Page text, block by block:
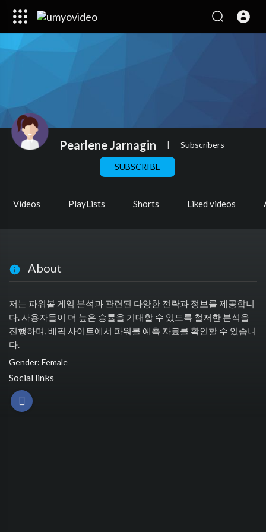
Pearlene Jarnagin | Subscribers
SUBSCRIBE
Videos PlayLists Shorts Liked videos
About
저는 파워볼 게임 분석과 관련된 다양한 전략과 정보를 제공합니
다. 사용자들이 더 높은 승률을 기대할 수 있도록 철저한 분석을
진행하며, 베픽 사이트에서 파워볼 예측 자료를 확인할 수 있습니
다.
Gender: Female
Social links